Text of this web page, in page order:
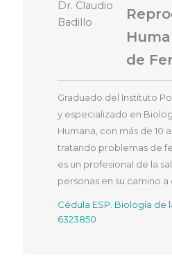
de
Graduado del Instituto
y especializado en
Humana, con más de 10
tratando problemas de
es un profesional de la
personas en su camino
Cédula ESP. Biología
6323850